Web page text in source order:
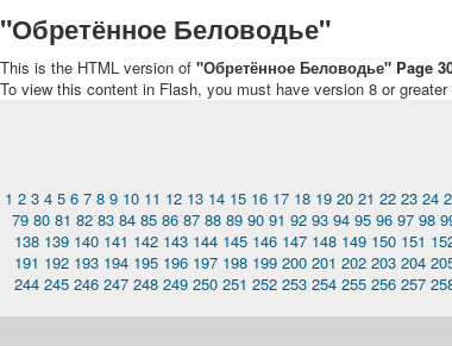
"Обретённое Беловодье"
This is the HTML version of "Обретённое Беловодье" Page
To view this content in Flash, you must have version 8 or
1 2 3 4 5 6 7 8 9 10 11 12 13 14 15 16 17 18 19 20 21 22 23 24
79 80 81 82 83 84 85 86 87 88 89 90 91 92 93 94 95 96 97 98
138 139 140 141 142 143 144 145 146 147 148 149 150 151
191 192 193 194 195 196 197 198 199 200 201 202 203 204
244 245 246 247 248 249 250 251 252 253 254 255 256 257